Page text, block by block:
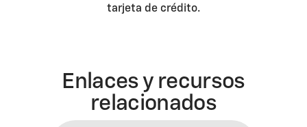
tarjeta de crédito.
Enlaces y recursos
relacionados